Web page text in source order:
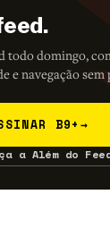
todo domingo,
e navegação
B9+ →
a Além do